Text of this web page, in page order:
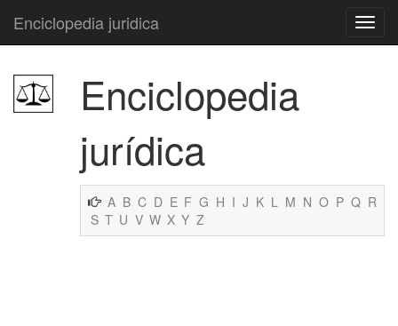
Enciclopedia juridica
Enciclopedia
jurídica
A B C D E F G H I J K L M N O P Q R
S T U V W X Y Z